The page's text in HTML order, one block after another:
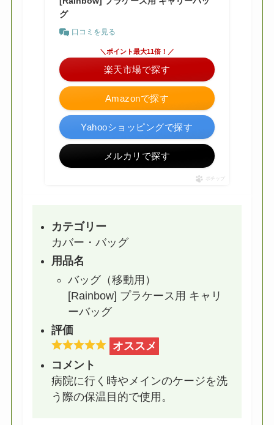
グ
口コミを見る
Amazonで探す
＼ポイント最大11倍！／
楽天市場で探す
Yahooショッピングで探す
メルカリで探す
ポチップ
カテゴリー
カバー・バッグ
用品名
バッグ（移動用）
[Rainbow] プラケース用 キャリ
ーバッグ
評価
オススメ
コメント
病院に行く時やメインのケージを洗
う際の保温目的で使用。